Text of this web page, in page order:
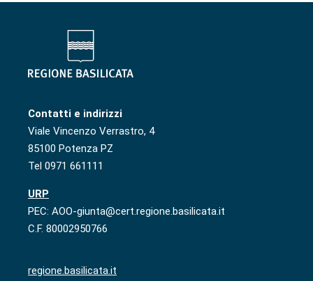
Contatti e indirizzi
Viale Vincenzo Verrastro, 4
85100 Potenza PZ
Tel 0971 661111
URP
PEC: AOO-giunta@cert.regione.basilicata.it
C.F. 80002950766
regione.basilicata.it